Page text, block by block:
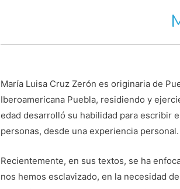
María Luisa Cruz Zerón es originaria de
Iberoamericana Puebla, residiendo y
edad desarrolló su habilidad para escribir
personas, desde una experiencia personal.
Recientemente, en sus textos, se ha
nos hemos esclavizado, en la necesidad